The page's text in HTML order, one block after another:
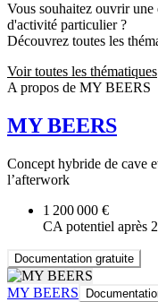
Vous souhaitez ouvrir une
d'activité particulier ?
Découvrez toutes les
Voir toutes les thématiques
A propos de MY BEERS
MY BEERS
Concept hybride de cave
l’afterwork
1 200 000 €
CA potentiel après
Documentation gratuite
MY BEERS